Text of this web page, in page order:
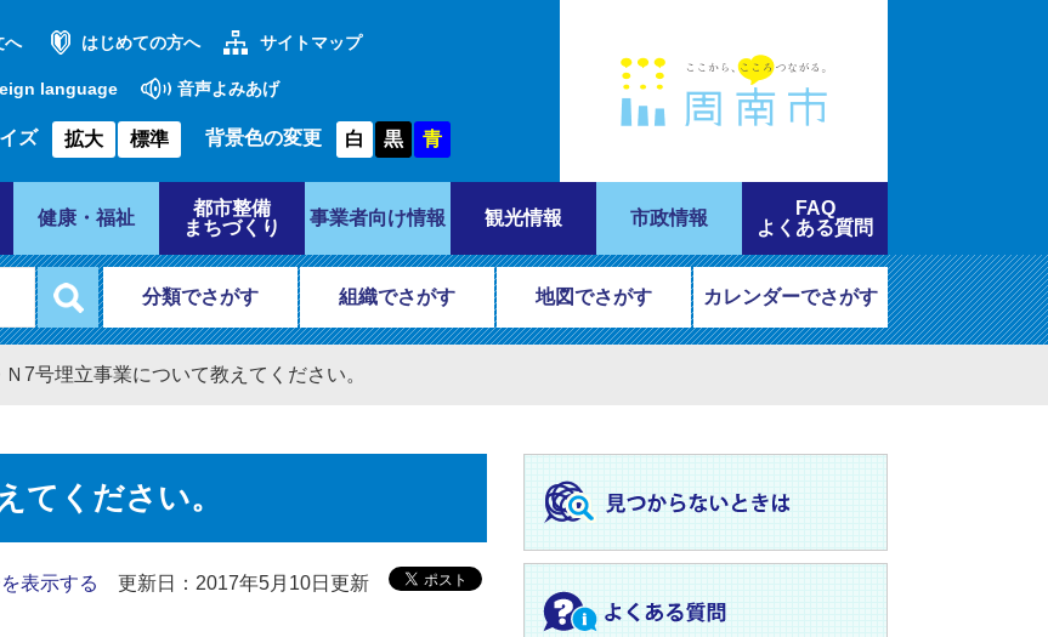
へ はじめての方へ サイトマップ
language 音声よみあげ
ズ 拡大 標準 背景色の変更 白 黒 青
健康・福祉
都市整備
まちづくり
事業者向け情報 観光情報 市政情報
FAQ
よくある質問
分類でさがす 組織でさがす 地図でさがす カレンダーでさがす
Ｎ7号埋立事業について教えてください。
てください。
表示する 更新日：2017年5月10日更新